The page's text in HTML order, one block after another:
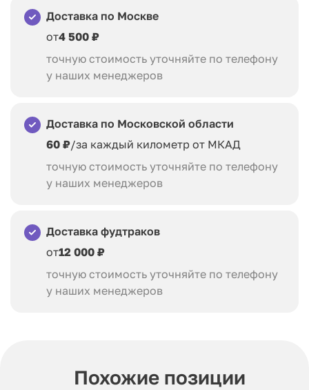
Доставка по Москве
от4 500 ₽
точную стоимость уточняйте по телефону
у наших менеджеров
Доставка по Московской области
60 ₽/за каждый километр от МКАД
точную стоимость уточняйте по телефону
у наших менеджеров
Доставка фудтраков
от12 000 ₽
точную стоимость уточняйте по телефону
у наших менеджеров
Похожие позиции